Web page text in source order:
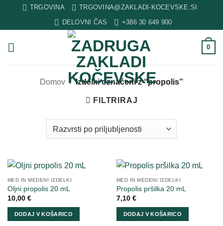
content
TRGOVINA
TRGOVINA@ZAKLADI-KOCEVSKE.SI
DELOVNI ČAS
+386 30 649 900
0
Domov / Izdelki označeni z “propolis”
FILTRIRAJ
MED IN MEDENI IZDELKI
Oljni propolis 20 mL
10,00 €
DODAJ V KOŠARICO
MED IN MEDENI IZDELKI
Propolis pršilka 20 mL
7,10 €
DODAJ V KOŠARICO